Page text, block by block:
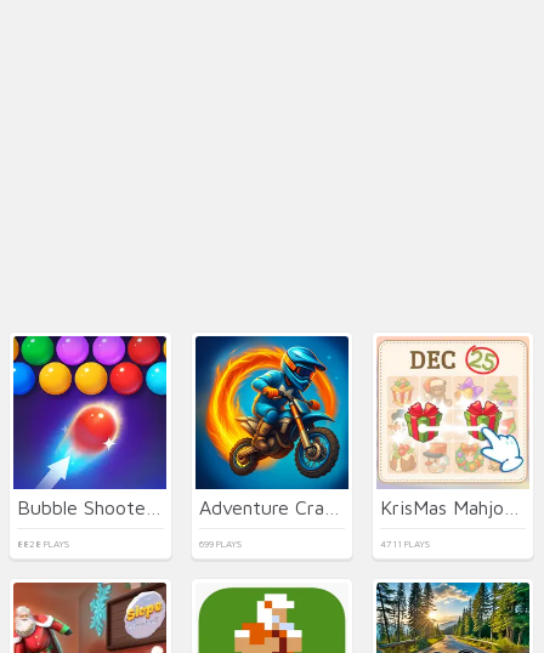
8828 PLAYS 699 PLAYS 4711 PLAYS